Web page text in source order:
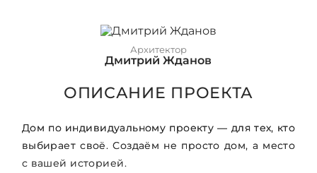
Архитектор
Дмитрий Жданов
ОПИСАНИЕ ПРОЕКТА
Дом по индивидуальному проекту — для тех, кто
выбирает своё. Создаём не просто дом, а место
с вашей историей.